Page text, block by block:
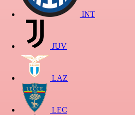
INT
JUV
LAZ
LEC